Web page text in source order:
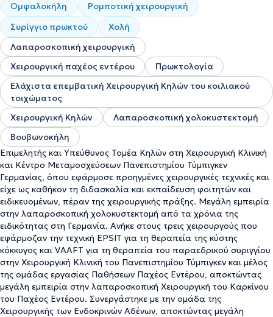
Ομφαλοκήλη
Ρομποτική χειρουργική
Συρίγγιο πρωκτού
Χολή
Λαπαροσκοπική χειρουργική
Χειρουργική παχέος εντέρου
Πρωκτολογία
Ελάχιστα επεμβατική Χειρουργική Κηλών του κοιλιακού
τοιχώματος
Χειρουργική Κηλών
Λαπαροσκοπική χολοκυστεκτομή
Βουβωνοκήλη
Επιμελητής και Υπεύθυνος Τομέα Κηλών στη Χειρουργική Κλινική
και Κέντρο Μεταμοσχεύσεων Πανεπιστημίου Τύμπιγκεν
Γερμανίας, όπου εφάρμοσε προηγμένες χειρουργικές τεχνικές και
είχε ως καθήκον τη διδασκαλία και εκπαίδευση φοιτητών και
ειδικευομένων, πέραν της χειρουργικής πράξης. Μεγάλη εμπειρία
στην λαπαροσκοπική χολοκυστεκτομή από τα χρόνια της
ειδικότητας στη Γερμανία. Ανήκε στους τρεις χειρουργούς που
εφάρμοζαν την τεχνική EPSIT για τη θεραπεία της κύστης
κόκκυγος και VAAFT για τη θεραπεία του παραεδρικού συριγγίου
στην Χειρουργική Κλινική του Πανεπιστημίου Τύμπιγκεν και μέλος
της ομάδας εργασίας Παθήσεων Παχέος Εντέρου, αποκτώντας
μεγάλη εμπειρία στην λαπαροσκοπική Χειρουργική του Καρκίνου
του Παχέος Εντέρου. Συνεργάστηκε με την ομάδα της
Χειρουργικής των Ενδοκρινών Αδένων, αποκτώντας μεγάλη